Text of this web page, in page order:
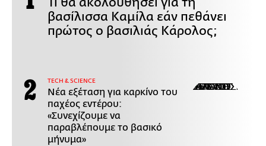
βασίλισσα Καμίλα εάν πεθάνει
πρώτος ο βασιλιάς Κάρολος;
ΤECH & SCIENCE
Νέα εξέταση για καρκίνο του
παχέος εντέρου:
«Συνεχίζουμε να
παραβλέπουμε το βασικό
μήνυμα»